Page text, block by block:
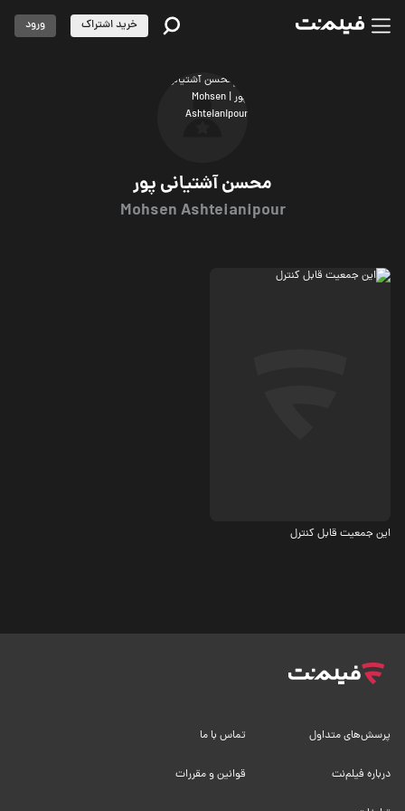
محسن آشتیانی پور
Mohsen Ashteianipour
خرید اشتراک ورود
این جمعیت قابل کنترل
پرسش‌های متداول تماس با ما
درباره فیلم‌نت قوانین و مقررات